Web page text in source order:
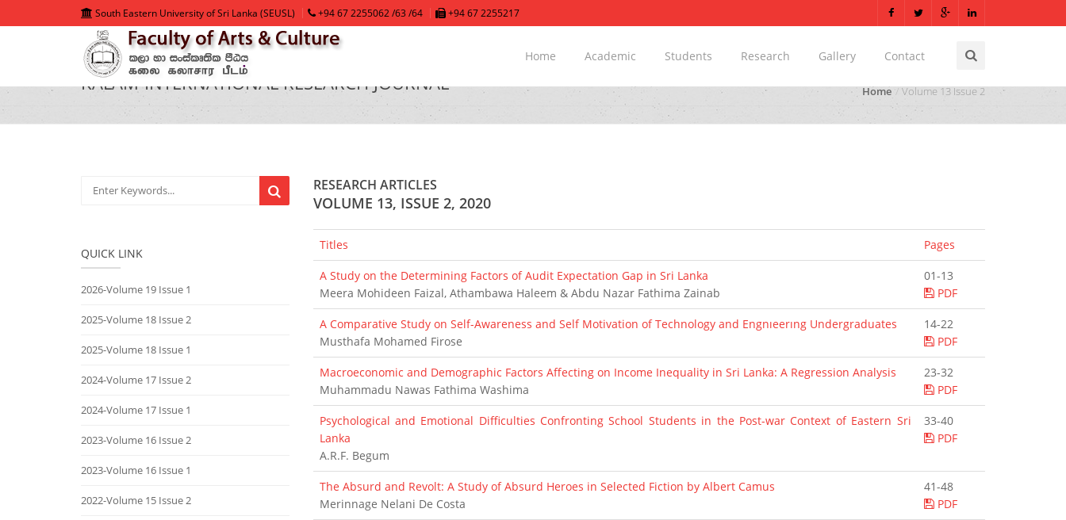
South Eastern University of Sri Lanka (SEUSL) +94 67 2255062 /63 /64 +94 67 2255217
Home Academic Students Research Gallery Contact
KALAM-INTERNATIONAL RESEARCH JOURNAL Home Volume 13 Issue 2
QUICK LINK
2026-Volume 19 Issue 1
2025-Volume 18 Issue 2
2025-Volume 18 Issue 1
2024-Volume 17 Issue 2
2024-Volume 17 Issue 1
2023-Volume 16 Issue 2
2023-Volume 16 Issue 1
2022-Volume 15 Issue 2
RESEARCH ARTICLES
VOLUME 13, ISSUE 2, 2020
Titles Pages
A Study on the Determining Factors of Audit Expectation Gap in Sri Lanka
Meera Mohideen Faizal, Athambawa Haleem & Abdu Nazar Fathima Zainab
01-13
PDF
A Comparative Study on Self-Awareness and Self Motivation of Technology and Engnıeerıng Undergraduates
Musthafa Mohamed Firose
14-22
PDF
Macroeconomic and Demographic Factors Affecting on Income Inequality in Sri Lanka: A Regression Analysis
Muhammadu Nawas Fathima Washima
23-32
PDF
Psychological and Emotional Difficulties Confronting School Students in the Post-war Context of Eastern Sri
Lanka
A.R.F. Begum
33-40
PDF
The Absurd and Revolt: A Study of Absurd Heroes in Selected Fiction by Albert Camus
Merinnage Nelani De Costa
41-48
PDF